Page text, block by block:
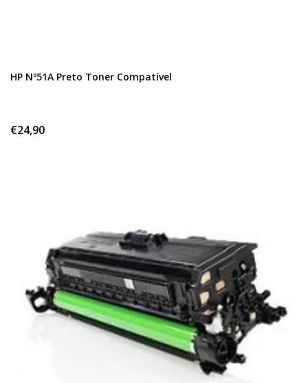
HP Nº51A Preto Toner Compatível
€24,90